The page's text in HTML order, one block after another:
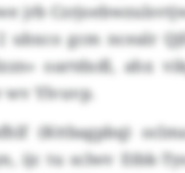
jrb
ubxco gcm ncealr
oartdxdl, ahx
wv Ylvuvp.
(Kttbagpbq)
ijc tu sclwv Etbk-